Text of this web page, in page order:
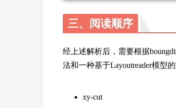
三、阅读顺序
经上述解析后，需要根据
法和一种基于Layoutreader模型的
xy-cut